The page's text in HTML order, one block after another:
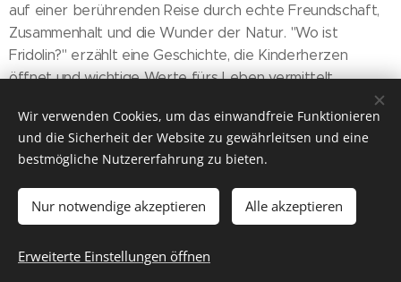
auf einer berührenden Reise durch echte Freundschaft,
Zusammenhalt und die Wunder der Natur. "Wo ist
Fridolin?" erzählt eine Geschichte, die Kinderherzen
öffnet und wichtige Werte fürs Leben vermittelt.
Zwischen drinnen wird die Geschichte immer wieder von
einem Freundschaftslied unterbrochen, welches wir auch
schon tatkräftig mitsingen konnten. Es war ein Erlebnis!
Kontakt/Impressum
Wir verwenden Cookies, um das einwandfreie Funktionieren
und die Sicherheit der Website zu gewährleitsen und eine
bestmögliche Nutzererfahrung zu bieten.
Nur notwendige akzeptieren Alle akzeptieren
Erweiterte Einstellungen öffnen